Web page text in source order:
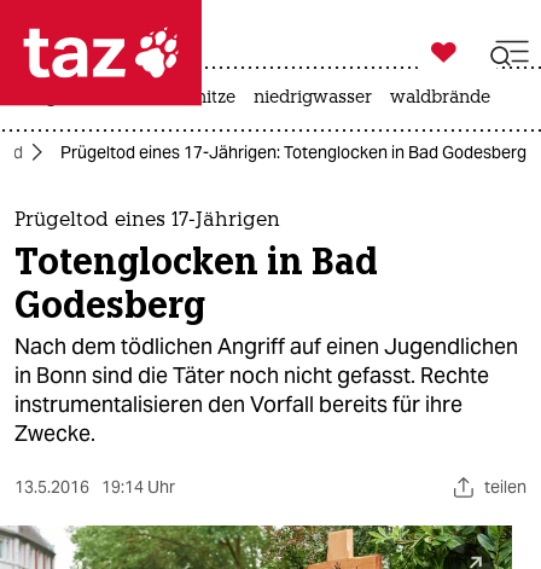
 taz zahl ich
taz zahl ich
themen
politik
öko
gesellschaft
kultur
sport
berlin

taz zahl ich
hitze niedrigwasser waldbrände
Prügeltod eines 17-Jährigen: Totenglocken in Bad Godesberg
Prügeltod eines 17-Jährigen
Totenglocken in Bad
Godesberg
Nach dem tödlichen Angriff auf einen Jugendlichen
in Bonn sind die Täter noch nicht gefasst. Rechte
instrumentalisieren den Vorfall bereits für ihre
Zwecke.
13.5.2016 19:14 Uhr teilen